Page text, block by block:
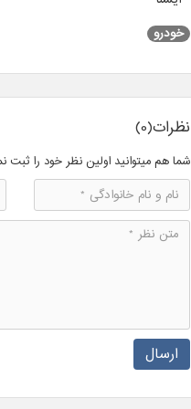
خودرو
نظرات(0)
شما هم میتوانید اولین نظر خود را ثبت
ارسال